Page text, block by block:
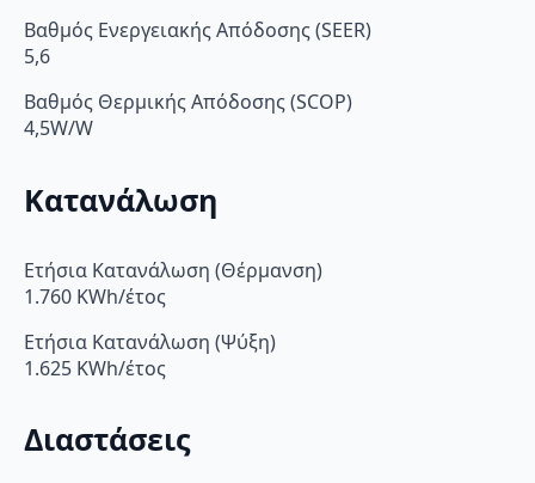
Βαθμός Ενεργειακής Απόδοσης (SEER)
5,6
Βαθμός Θερμικής Απόδοσης (SCOP)
4,5W/W
Κατανάλωση
Ετήσια Κατανάλωση (Θέρμανση)
1.760 KWh/έτος
Ετήσια Κατανάλωση (Ψύξη)
1.625 KWh/έτος
Διαστάσεις